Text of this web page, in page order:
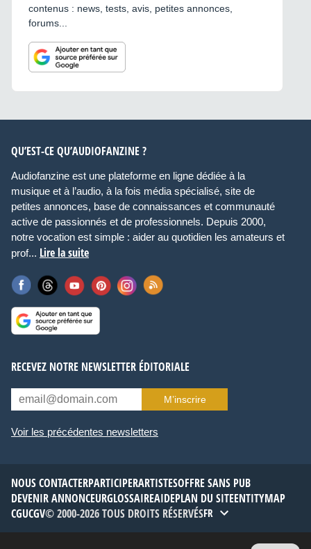
contenus : news, tests, avis, petites annonces,
forums...
QU’EST-CE QU’AUDIOFANZINE ?
Audiofanzine est une plateforme en ligne dédiée à la
musique et à l’audio, à la fois média spécialisé, site de
petites annonces, base de connaissances et communauté
active de passionnés et de professionnels. Depuis 2000,
notre vocation est simple : aider au quotidien les amateurs et
prof... Lire la suite
RECEVEZ NOTRE NEWSLETTER ÉDITORIALE
M’inscrire
Voir les précédentes newsletters
NOUS CONTACTERPARTICIPERARTISTESOFFRE SANS PUB
DEVENIR ANNONCEURGLOSSAIREAIDEPLAN DU SITEENTITYMAP
CGUCGV© 2000-2026 TOUS DROITS RÉSERVÉSFR